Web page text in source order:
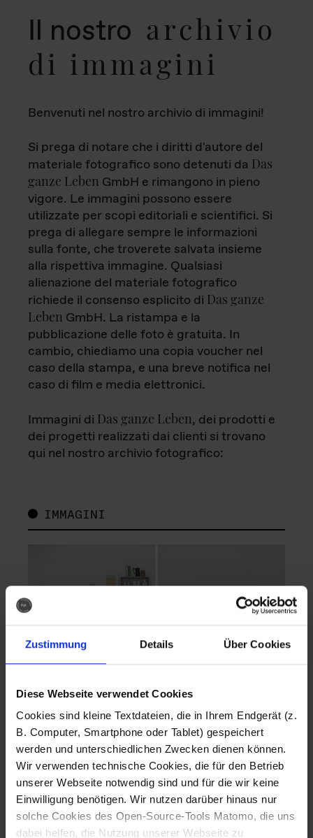
Zustimmung Details Über Cookies
Diese Webseite verwendet Cookies
Cookies sind kleine Textdateien, die in Ihrem Endgerät (z.
B. Computer, Smartphone oder Tablet) gespeichert
werden und unterschiedlichen Zwecken dienen können.
Wir verwenden technische Cookies, die für den Betrieb
unserer Webseite notwendig sind und für die wir keine
Einwilligung benötigen. Wir nutzen darüber hinaus nur
solche Cookies des Open-Source-Tools Matomo, die uns
dabei helfen, die Nutzung unserer Webseite zu
Il nostro archivio
di immagini
Benvenuti nel nostro archivio di immagini!
Si prega di notare che i diritti d'autore del
materiale fotografico sono detenuti da Das
ganze Leben GmbH e rimangono in pieno
vigore. Le immagini possono essere
utilizzate per scopi editoriali e scientifici. Si
prega di allegare sempre le informazioni
sulla fonte, che troverete salvata insieme
alla rispettiva immagine. Qualsiasi
alienazione del materiale fotografico
richiede il consenso esplicito di Das ganze
Leben GmbH. La ristampa e la
pubblicazione delle foto è gratuita. In
cambio, chiediamo una copia voucher nel
caso della stampa, e una breve notifica nel
caso di film e media elettronici.
Immagini di Das ganze Leben, dei prodotti e
dei progetti realizzati dai clienti si trovano
qui nel nostro archivio fotografico:
IMMAGINI
Fotografo: Lorenz
Sternbach
Download
Fotografo: Lorenz
Sternbach
Download